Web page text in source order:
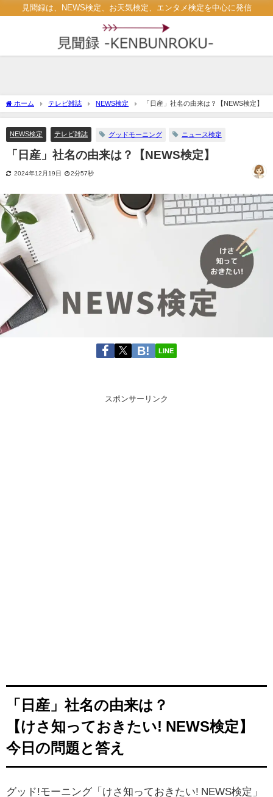
見聞録は、NEWS検定、お天気検定、エンタメ検定を中心に発信
ホーム テレビ雑誌 NEWS検定 「日産」社名の由来は？【NEWS検定】
NEWS検定 テレビ雑誌 グッドモーニング ニュース検定
「日産」社名の由来は？【NEWS検定】
2024年12月19日 2分57秒
LINE
スポンサーリンク
「日産」社名の由来は？
【けさ知っておきたい! NEWS検定】
今日の問題と答え
グッド!モーニング「けさ知っておきたい! NEWS検定」